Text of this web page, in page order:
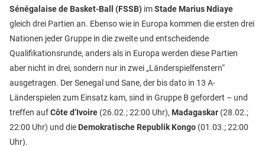
Sénégalaise de Basket-Ball (FSSB) imStade Marius Ndiaye
gleich drei Partien an. Ebenso wie in Europa kommen die ersten drei
Nationen jeder Gruppe in die zweite und entscheidende
Qualifikationsrunde, anders als in Europa werden diese Partien
aber nicht in drei, sondern nur in zwei „Länderspielfenstern“
ausgetragen. Der Senegal und Sane, der bis dato in 13 A-
Länderspielen zum Einsatz kam, sind in Gruppe B gefordert – und
treffen aufCôte d’Ivoire (26.02.; 22:00 Uhr), Madagaskar (28.02.;
22:00 Uhr) und die Demokratische Republik Kongo (01.03.; 22:00
Uhr).